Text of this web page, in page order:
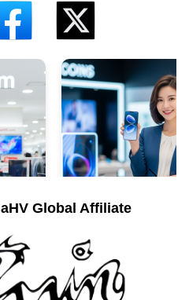
Global Affiliate